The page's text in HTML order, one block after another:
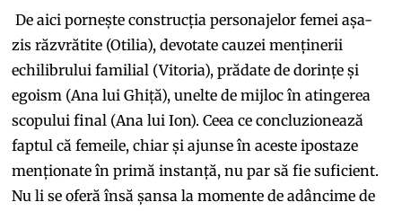
De aici pornește construcția personajelor femei așa-
zis răzvrătite (Otilia), devotate cauzei menținerii
echilibrului familial (Vitoria), prădate de dorințe și
egoism (Ana lui Ghiță), unelte de mijloc în atingerea
scopului final (Ana lui Ion). Ceea ce concluzionează
faptul că femeile, chiar și ajunse în aceste ipostaze
menționate în primă instanță, nu par să fie suficient.
Nu li se oferă însă șansa la momente de adâncime de